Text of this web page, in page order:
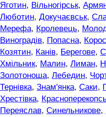
Яготин, Вільногірськ,
Люботин, Докучаєвськ,
Мерефа, Кролевець,
Виноградів, Попасна,
Козятин, Канів, Берегове,
Хмільник, Малин, Лиман,
Золотоноша, Лебедин,
Тернівка, Знам'янка, Саки,
Хрестівка,
Переяслав, Синельникове,